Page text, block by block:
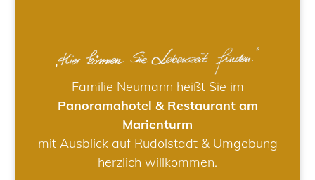
Familie Neumann heißt Sie im
Panoramahotel & Restaurant am
Marienturm
mit Ausblick auf Rudolstadt & Umgebung
herzlich willkommen.